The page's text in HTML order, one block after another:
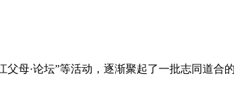
母·论坛”等活动，逐渐聚起了一批志同道合